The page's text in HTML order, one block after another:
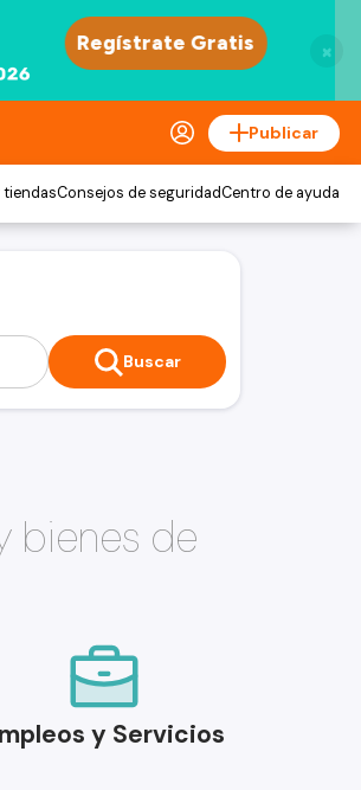
×
Publicar
tiendasConsejos de seguridadCentro de ayuda
Buscar
bienes de
y Servicios